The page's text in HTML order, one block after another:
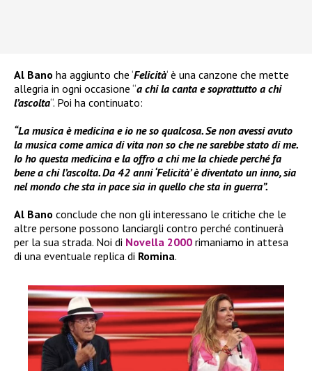
Al Bano ha aggiunto che ‘Felicità‘ è una canzone che mette
allegria in ogni occasione “a chi la canta e soprattutto a chi
l’ascolta“. Poi ha continuato:
“La musica è medicina e io ne so qualcosa. Se non avessi avuto
la musica come amica di vita non so che ne sarebbe stato di me.
Io ho questa medicina e la offro a chi me la chiede perché fa
bene a chi l’ascolta. Da 42 anni ‘Felicità’ è diventato un inno, sia
nel mondo che sta in pace sia in quello che sta in guerra”.
Al Bano conclude che non gli interessano le critiche che le
altre persone possono lanciargli contro perché continuerà
per la sua strada. Noi di Novella 2000 rimaniamo in attesa
di una eventuale replica di Romina.